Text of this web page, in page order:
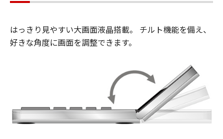
はっきり見やすい大画面液晶搭載。 チルト機能を備え、
好きな角度に画面を調整できます。